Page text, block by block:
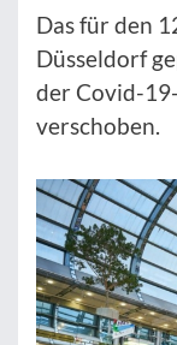
Das für den
Düsseldorf
der Covid-
verschoben.